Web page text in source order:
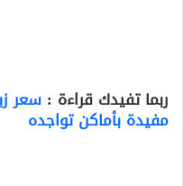
ربما تفيدك قراءة :
مفيدة بأماكن تواجده